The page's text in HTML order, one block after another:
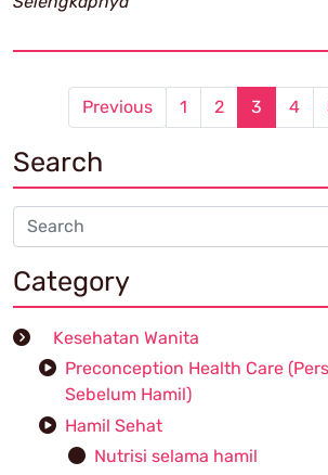
Previous 1 2 3 4
Search
Category
Kesehatan Wanita
Preconception Health Care
Sebelum Hamil)
Hamil Sehat
Nutrisi selama hamil